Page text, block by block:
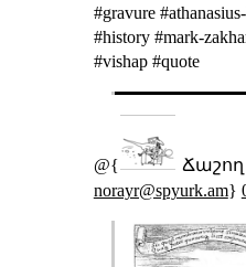
#gravure
#history #mark-
#vishap #quote
@{
Ճաշող
norayr@spyurk.am}